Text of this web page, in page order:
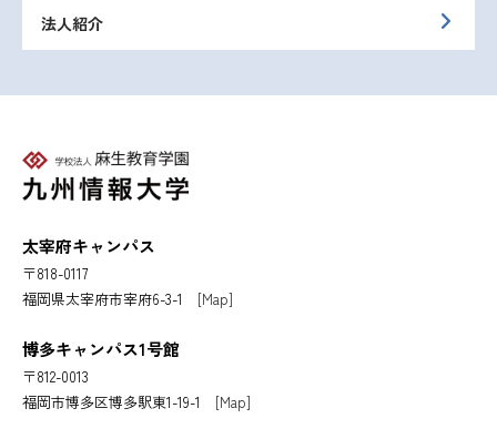
法人紹介
太宰府キャンパス
〒818-0117
福岡県太宰府市宰府6-3-1 [Map]
博多キャンパス1号館
〒812-0013
福岡市博多区博多駅東1-19-1 [Map]